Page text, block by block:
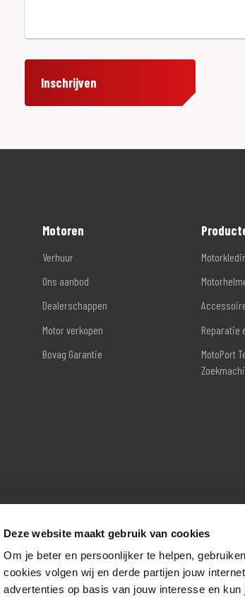
Deze website maakt gebruik van cookies
Om je beter en persoonlijker te helpen,
cookies volgen wij en derde partijen jouw
advertenties op basis van jouw interesse en
Inschrijven
Motoren
Verhuur
Ons aanbod
Dealerschappen
Motor verkopen
Bovag Garantie
Reparatie
MotoPort